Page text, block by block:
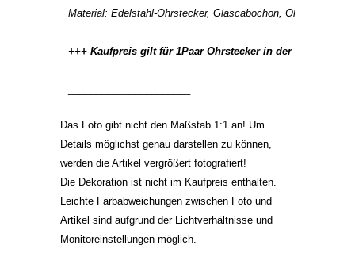
Material: Edelstahl-Ohrstecker, Glascabochon, Ohrstecker-
Das Foto gibt nicht den Maßstab 1:1 an! Um
Details möglichst genau darstellen zu können,
werden die Artikel vergrößert fotografiert!
Die Dekoration ist nicht im Kaufpreis enthalten.
Leichte Farbabweichungen zwischen Foto und
Artikel sind aufgrund der Lichtverhältnisse und
Monitoreinstellungen möglich.